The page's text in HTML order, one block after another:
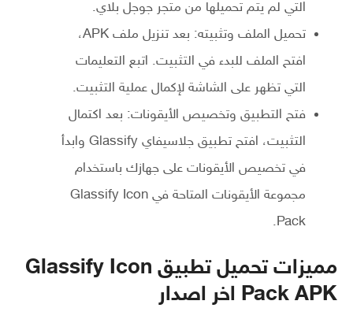
التي لم يتم تحميلها من متجر جوجل بلاي.
تحميل الملف وتثبيته: بعد تنزيل ملف APK،
افتح الملف للبدء في التثبيت. اتبع التعليمات
التي تظهر على الشاشة لإكمال عملية التثبيت.
فتح التطبيق وتخصيص الأيقونات: بعد اكتمال
التثبيت، افتح تطبيق جلاسيفاي Glassify وابدأ
في تخصيص الأيقونات على جهازك باستخدام
مجموعة الأيقونات المتاحة في Glassify Icon
Pack.
مميزات تحميل تطبيق Glassify Icon
Pack APK اخر اصدار